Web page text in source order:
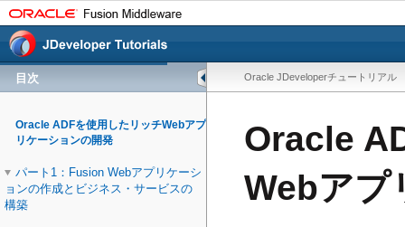
目次
Oracle ADFを使用したリッチWebアプ
リケーションの開発
パート1：Fusion Webアプリケーシ
ョンの作成とビジネス・サービスの
構築
Oracle JDeveloperチュートリアル
Oracle
Webアプ